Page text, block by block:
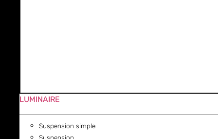
LUMINAIRE
Suspension simple